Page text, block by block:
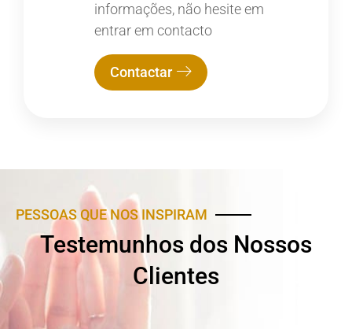
informações, não hesite em
entrar em contacto
Contactar
PESSOAS QUE NOS INSPIRAM
Testemunhos dos Nossos
Clientes